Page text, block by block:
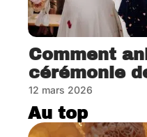
Comment
cérémonie
12 mars 2026
Au top